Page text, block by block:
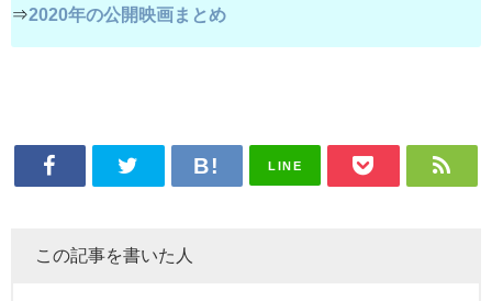
⇒2020年の公開映画まとめ
LINE
この記事を書いた人